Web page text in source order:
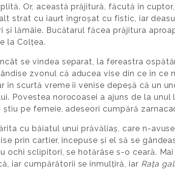
Or, această prăjitură, făcută în
strat cu iaurt îngroșat cu fistic, iar
lămâie. Bucătarul făcea prăjitura
la Colțea.
se vindea separat, la fereastra
zvonul că aducea vise din ce în ce
scurtă vreme îi venise depeșă că un
Povestea norocoasei a ajuns de la
pe femeie, adeseori cumpără
cu băiatul unui prăvăliaș, care n-
prin cartier, începuse și el să se
ochi sclipitori, se hotărâse s-o ceară.
iar cumpărătorii se înmulțiră, iar Rața